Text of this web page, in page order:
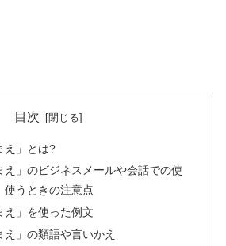
目次
え」とは?
え」のビジネスメールや会話での使
使うときの注意点
え」を使った例文
え」の類語や言いかえ